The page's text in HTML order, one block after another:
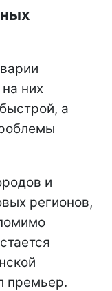
них
а
и
регионов,
премьер.